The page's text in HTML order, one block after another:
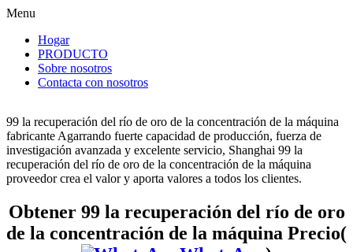
Menu
Hogar
PRODUCTO
Sobre nosotros
Contacta con nosotros
99 la recuperación del río de oro de la concentración de la máquina
fabricante Agarrando fuerte capacidad de producción, fuerza de
investigación avanzada y excelente servicio, Shanghai 99 la
recuperación del río de oro de la concentración de la máquina
proveedor crea el valor y aporta valores a todos los clientes.
Obtener 99 la recuperación del río de oro
de la concentración de la máquina Precio(